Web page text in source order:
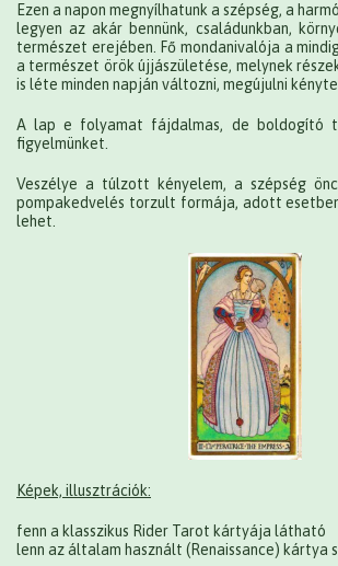
Ezen a napon megnyílhatunk a szépség, a
legyen az akár bennünk, családunkban,
természet erejében. Fő mondanivalója a
a természet örök újjászületése, melynek
is léte minden napján változni, megújulni
A lap e folyamat fájdalmas, de boldogító
figyelmünket.
Veszélye a túlzott kényelem, a szépség
pompakedvelés torzult formája, adott
lehet.
Képek, illusztrációk:
fenn a klasszikus Rider Tarot kártyája látható
lenn az általam használt (Renaissance) kártya